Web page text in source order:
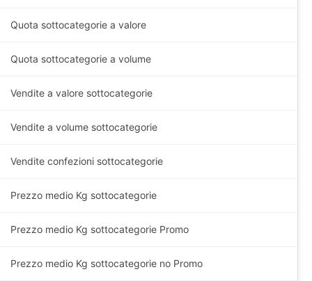
Quota sottocategorie a valore
Quota sottocategorie a volume
Vendite a valore sottocategorie
Vendite a volume sottocategorie
Vendite confezioni sottocategorie
Prezzo medio Kg sottocategorie
Prezzo medio Kg sottocategorie Promo
Prezzo medio Kg sottocategorie no Promo